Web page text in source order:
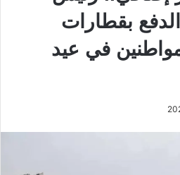
بقطارات
في عيد